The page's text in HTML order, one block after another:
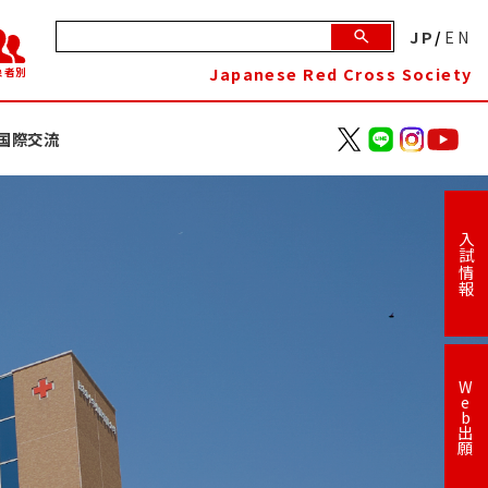
者別
JP/ EN
Japanese Red Cross Society
際交流
入試情報
W
e
b
出
願